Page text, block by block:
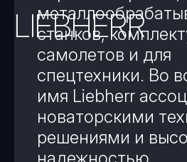
LIEBHERR
станков,
самолетов и для
спецтехники. Во
имя Liebherr
новаторскими
решениями и